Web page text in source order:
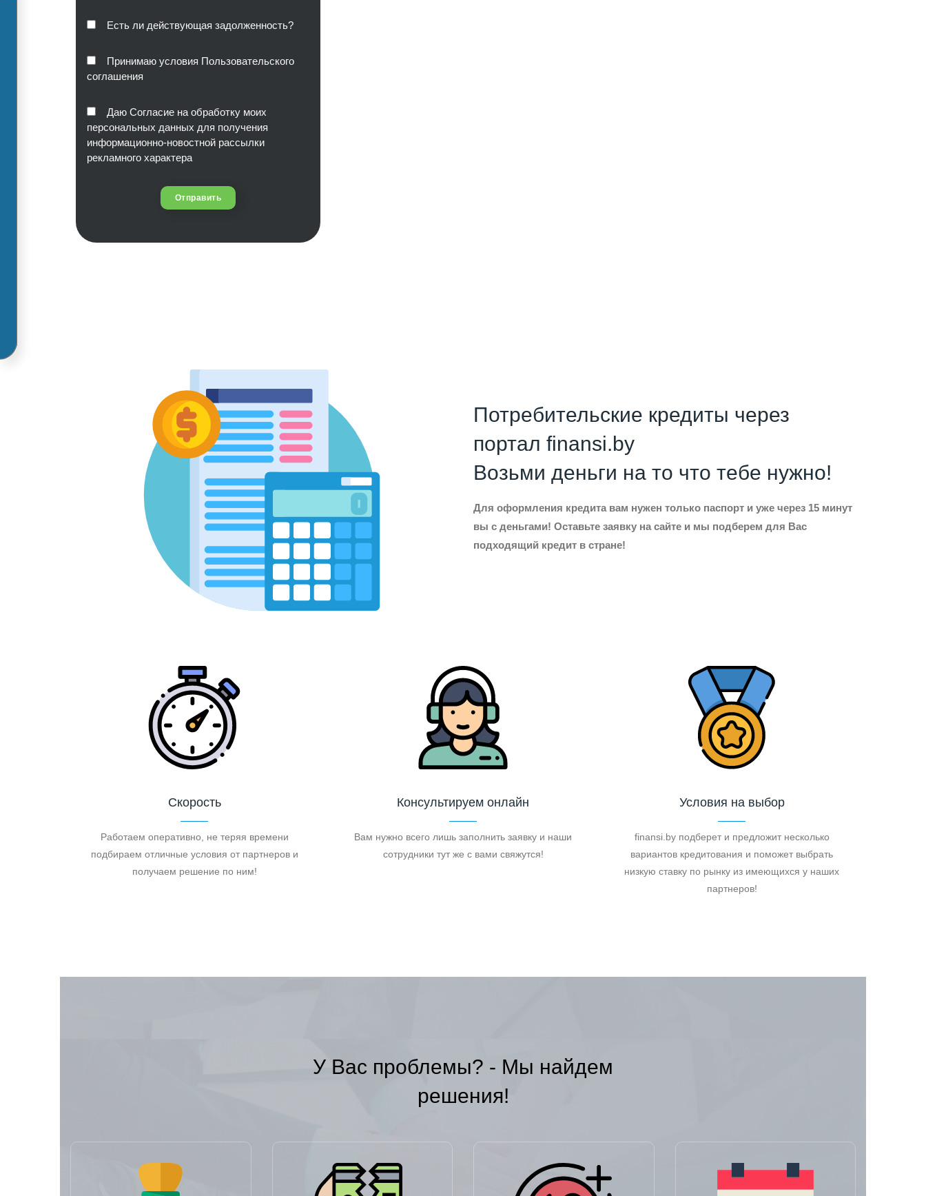
Есть ли действующая задолженность?
Принимаю условия Пользовательского
соглашения
Даю Согласие на обработку моих
персональных данных для получения
информационно-новостной рассылки
рекламного характера
Отправить
Потребительские кредиты через
портал finansi.by
Возьми деньги на то что тебе нужно!
Для оформления кредита вам нужен только паспорт и уже через 15 минут
вы с деньгами! Оставьте заявку на сайте и мы подберем для Вас
подходящий кредит в стране!
Скорость
Работаем оперативно, не теряя времени
подбираем отличные условия от партнеров и
получаем решение по ним!
Консультируем онлайн
Вам нужно всего лишь заполнить заявку и наши
сотрудники тут же с вами свяжутся!
Условия на выбор
finansi.by подберет и предложит несколько
вариантов кредитования и поможет выбрать
низкую ставку по рынку из имеющихся у наших
партнеров!
У Вас проблемы? - Мы найдем
решения!